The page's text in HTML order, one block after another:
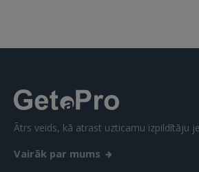
Ātrs veids, kā atrast uzticamu izpildītāju
Vairāk par mums